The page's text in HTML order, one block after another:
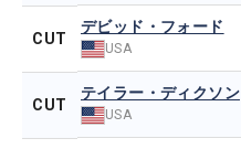
CUT
デビッド・フォード
USA
CUT
テイラー・ディクソン
USA